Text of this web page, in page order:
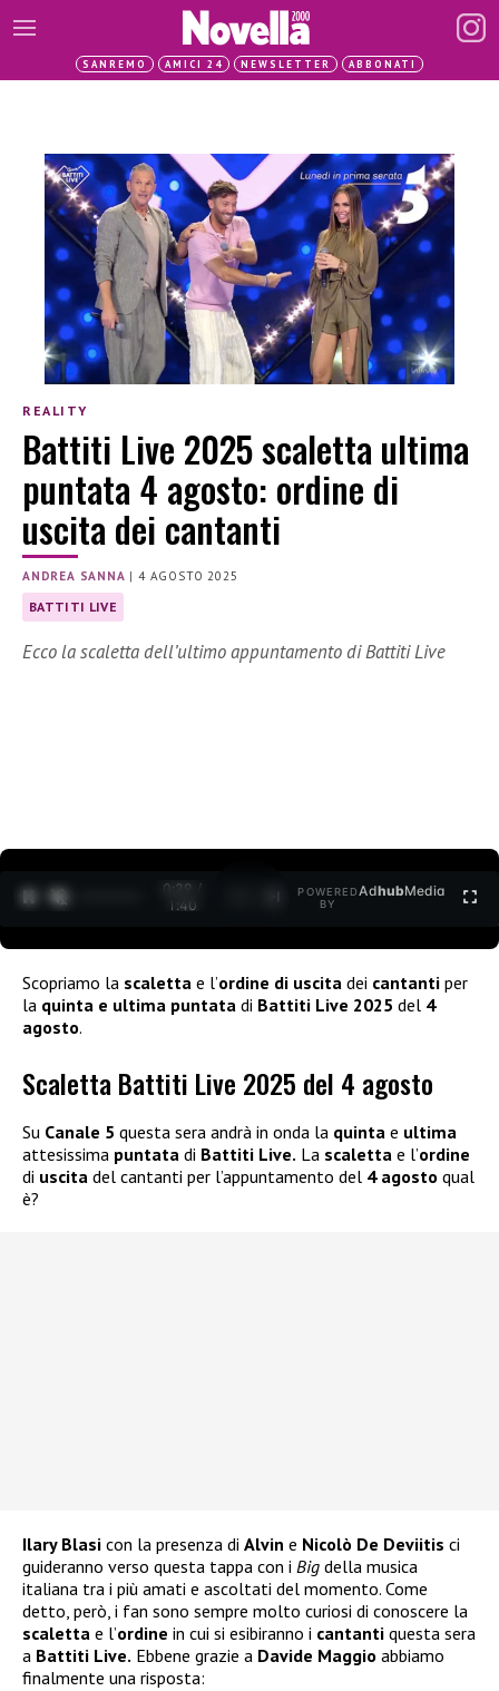
SANREMO AMICI 24 NEWSLETTER ABBONATI
REALITY
Battiti Live 2025 scaletta ultima
puntata 4 agosto: ordine di
uscita dei cantanti
ANDREA SANNA |4 AGOSTO 2025
BATTITI LIVE
Ecco la scaletta dell’ultimo appuntamento di Battiti Live
0:30 /
1:40
POWERED
BY
AdhubMedia
Scopriamo la scaletta e l’ordine di uscita dei cantanti per
la quinta e ultima puntata di Battiti Live 2025 del 4
agosto.
Scaletta Battiti Live 2025 del 4 agosto
Su Canale 5 questa sera andrà in onda la quinta e ultima
attesissima puntata di Battiti Live. La scaletta e l’ordine
di uscita del cantanti per l’appuntamento del 4 agosto qual
è?
Ilary Blasi con la presenza di Alvin e Nicolò De Deviitis ci
guideranno verso questa tappa con i Big della musica
italiana tra i più amati e ascoltati del momento. Come
detto, però, i fan sono sempre molto curiosi di conoscere la
scaletta e l’ordine in cui si esibiranno i cantanti questa sera
a Battiti Live. Ebbene grazie a Davide Maggio abbiamo
finalmente una risposta: